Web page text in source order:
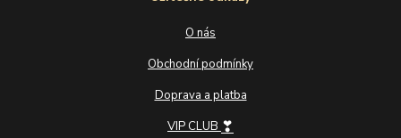
O nás
Obchodní podmínky
Doprava a platba
VIP CLUB ❣